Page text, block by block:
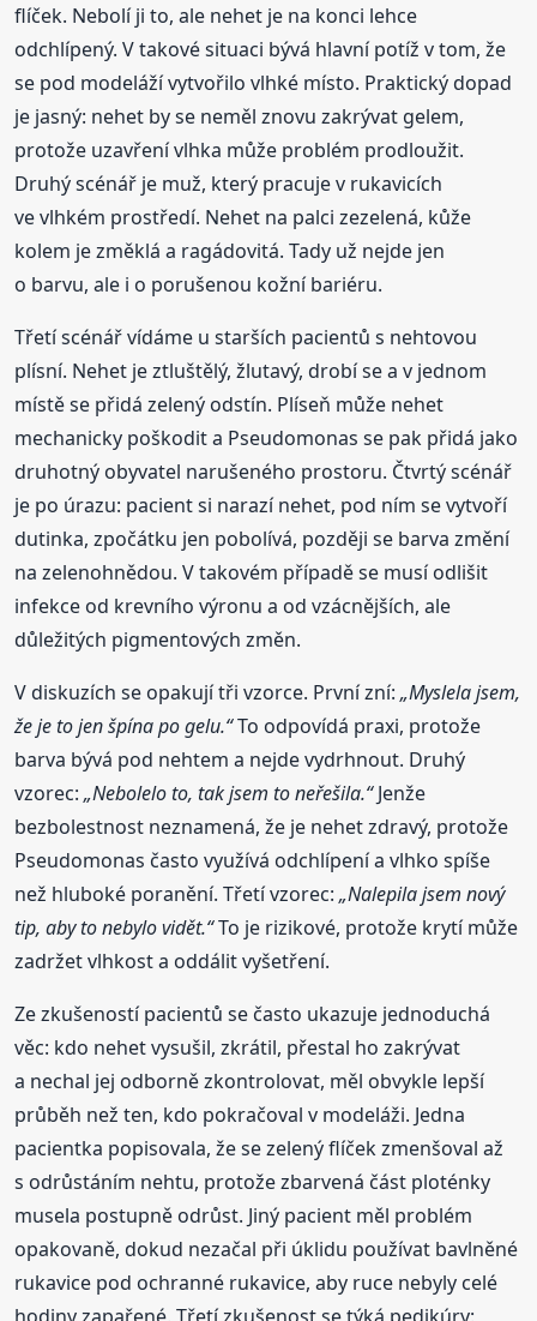
flíček. Nebolí ji to, ale nehet je na konci lehce
odchlípený. V takové situaci bývá hlavní potíž v tom, že
se pod modeláží vytvořilo vlhké místo. Praktický dopad
je jasný: nehet by se neměl znovu zakrývat gelem,
protože uzavření vlhka může problém prodloužit.
Druhý scénář je muž, který pracuje v rukavicích
ve vlhkém prostředí. Nehet na palci zezelená, kůže
kolem je změklá a ragádovitá. Tady už nejde jen
o barvu, ale i o porušenou kožní bariéru.
Třetí scénář vídáme u starších pacientů s nehtovou
plísní. Nehet je ztluštělý, žlutavý, drobí se a v jednom
místě se přidá zelený odstín. Plíseň může nehet
mechanicky poškodit a Pseudomonas se pak přidá jako
druhotný obyvatel narušeného prostoru. Čtvrtý scénář
je po úrazu: pacient si narazí nehet, pod ním se vytvoří
dutinka, zpočátku jen pobolívá, později se barva změní
na zelenohnědou. V takovém případě se musí odlišit
infekce od krevního výronu a od vzácnějších, ale
důležitých pigmentových změn.
V diskuzích se opakují tři vzorce. První zní:„Myslela jsem,
že je to jen špína po gelu.“To odpovídá praxi, protože
barva bývá pod nehtem a nejde vydrhnout. Druhý
vzorec:„Nebolelo to, tak jsem to neřešila.“Jenže
bezbolestnost neznamená, že je nehet zdravý, protože
Pseudomonas často využívá odchlípení a vlhko spíše
než hluboké poranění. Třetí vzorec:„Nalepila jsem nový
tip, aby to nebylo vidět.“To je rizikové, protože krytí může
zadržet vlhkost a oddálit vyšetření.
Ze zkušeností pacientů se často ukazuje jednoduchá
věc: kdo nehet vysušil, zkrátil, přestal ho zakrývat
a nechal jej odborně zkontrolovat, měl obvykle lepší
průběh než ten, kdo pokračoval v modeláži. Jedna
pacientka popisovala, že se zelený flíček zmenšoval až
s odrůstáním nehtu, protože zbarvená část ploténky
musela postupně odrůst. Jiný pacient měl problém
opakovaně, dokud nezačal při úklidu používat bavlněné
rukavice pod ochranné rukavice, aby ruce nebyly celé